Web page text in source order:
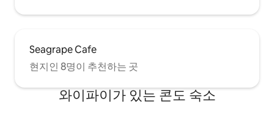
Seagrape Cafe
현지인 8명이 추천하는 곳
와이파이가 있는 콘도 숙소